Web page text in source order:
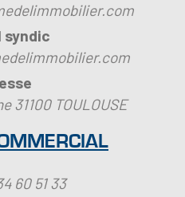
syndic
31100 TOULOUSE
60 51 33